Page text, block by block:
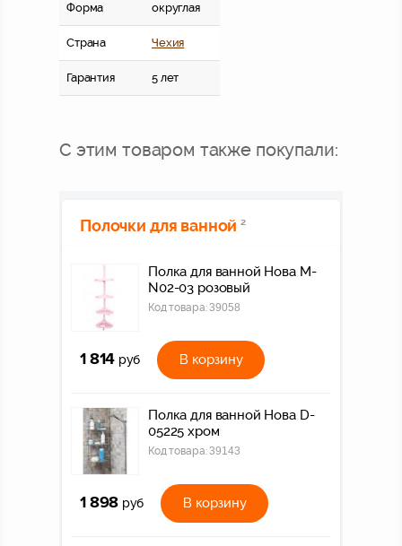
Форма округлая
Страна Чехия
Гарантия 5 лет
С этим товаром также покупали:
Полочки для ванной 2
Полка для ванной Нова M-
N02-03 розовый
Код товара:39058
1 814 руб В корзину
Полка для ванной Нова D-
05225 хром
Код товара:39143
1 898 руб В корзину